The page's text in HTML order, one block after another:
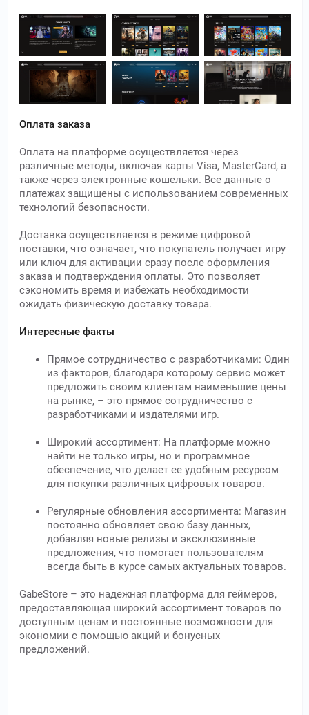
Оплата заказа
Оплата на платформе осуществляется через
различные методы, включая карты Visa, MasterCard, а
также через электронные кошельки. Все данные о
платежах защищены с использованием современных
технологий безопасности.
Доставка осуществляется в режиме цифровой
поставки, что означает, что покупатель получает игру
или ключ для активации сразу после оформления
заказа и подтверждения оплаты. Это позволяет
сэкономить время и избежать необходимости
ожидать физическую доставку товара.
Интересные факты
Прямое сотрудничество с разработчиками: Один
из факторов, благодаря которому сервис может
предложить своим клиентам наименьшие цены
на рынке, – это прямое сотрудничество с
разработчиками и издателями игр.
Широкий ассортимент: На платформе можно
найти не только игры, но и программное
обеспечение, что делает ее удобным ресурсом
для покупки различных цифровых товаров.
Регулярные обновления ассортимента: Магазин
постоянно обновляет свою базу данных,
добавляя новые релизы и эксклюзивные
предложения, что помогает пользователям
всегда быть в курсе самых актуальных товаров.
GabeStore – это надежная платформа для геймеров,
предоставляющая широкий ассортимент товаров по
доступным ценам и постоянные возможности для
экономии с помощью акций и бонусных
предложений.